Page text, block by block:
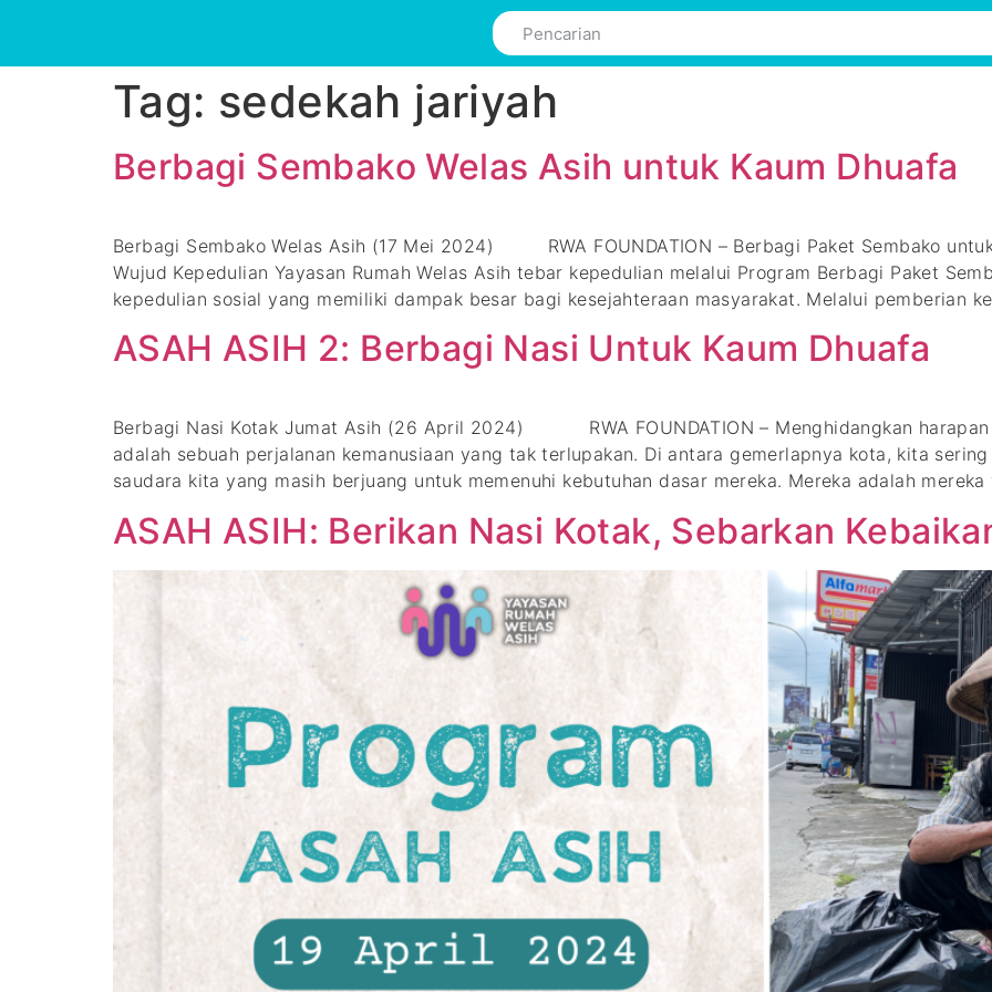
Tag: sedekah jariyah
Berbagi Sembako Welas Asih untuk Kaum Dhuafa
Berbagi Sembako Welas Asih (17 Mei 2024) RWA FOUNDATION – Berbagi Paket Sembako
Wujud Kepedulian Yayasan Rumah Welas Asih tebar kepedulian melalui Program Berbagi Paket
kepedulian sosial yang memiliki dampak besar bagi kesejahteraan masyarakat. Melalui pemberian
ASAH ASIH 2: Berbagi Nasi Untuk Kaum Dhuafa
Berbagi Nasi Kotak Jumat Asih (26 April 2024) RWA FOUNDATION – Menghidangkan harapan
adalah sebuah perjalanan kemanusiaan yang tak terlupakan. Di antara gemerlapnya kota, kita
saudara kita yang masih berjuang untuk memenuhi kebutuhan dasar mereka. Mereka adalah
ASAH ASIH: Berikan Nasi Kotak, Sebarkan